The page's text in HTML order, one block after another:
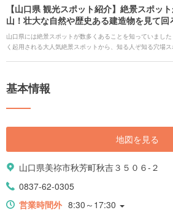
新鮮です。山口といえば一度は味わいたい「フグ料理」や「
酒とともに堪能してみましょう。温泉好きなら名湯に浸か
【山口県 観光スポット紹介】絶景スポッ
山！壮大な自然や歴史ある建造物を見て回
山口県には絶景スポットが数多くあることを知っていまし
く起用される大人気絶景スポットから、知る人ぞ知る穴場ス
山口県の魅力を厳選してお届けします。
基本情報
地図を見る
山口県美祢市秋芳町秋吉３５０６-２
0837-62-0305
営業時間外 8:30～17:30